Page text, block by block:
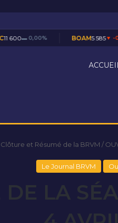
BOAM5 585 ▼ -0,09%
et Résumé de la BRVM /
Le Journal BRVM